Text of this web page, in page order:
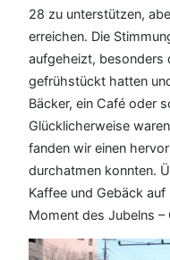
28 zu unterstützen,
erreichen. Die
aufgeheizt, besonders
gefrühstückt hatten
Bäcker, ein Café oder
Glücklicherweise
fanden wir einen
durchatmen konnten.
Kaffee und Gebäck
Moment des Jubelns –